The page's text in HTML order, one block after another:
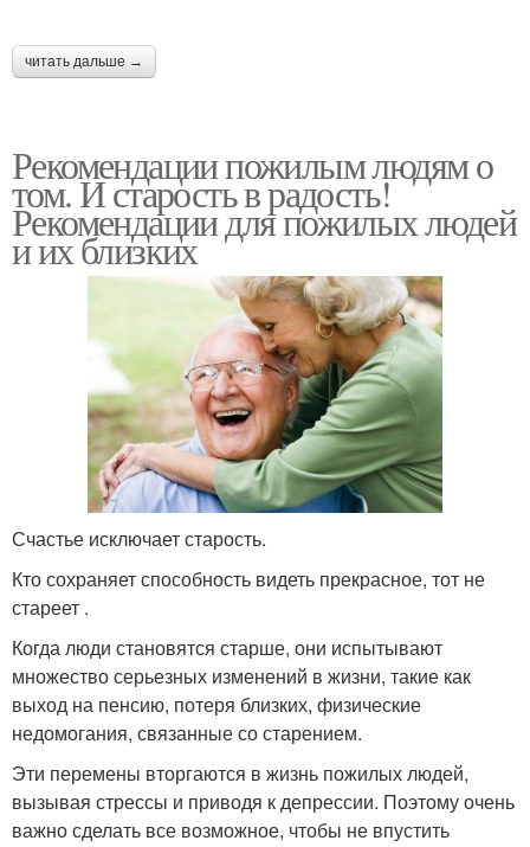
читать дальше →
Рекомендации пожилым людям о
том. И старость в радость!
Рекомендации для пожилых людей
и их близких
Счастье исключает старость.
Кто сохраняет способность видеть прекрасное, тот не
стареет .
Когда люди становятся старше, они испытывают
множество серьезных изменений в жизни, такие как
выход на пенсию, потеря близких, физические
недомогания, связанные со старением.
Эти перемены вторгаются в жизнь пожилых людей,
вызывая стрессы и приводя к депрессии. Поэтому очень
важно сделать все возможное, чтобы не впустить